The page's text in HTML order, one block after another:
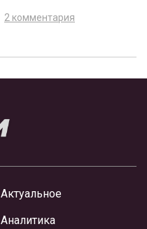
2 комментария
Актуальное
Аналитика